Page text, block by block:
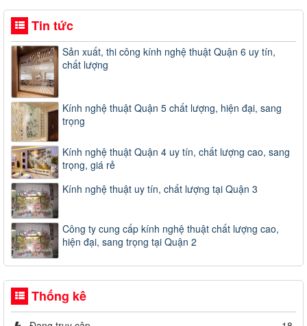
Tin tức
Sản xuất, thi công kính nghệ thuật Quận 6 uy tín,
chất lượng
Kính nghệ thuật Quận 5 chất lượng, hiện đại, sang
trọng
Kính nghệ thuật Quận 4 uy tín, chất lượng cao, sang
trọng, giá rẻ
Kính nghệ thuật uy tín, chất lượng tại Quận 3
Công ty cung cấp kính nghệ thuật chất lượng cao,
hiện đại, sang trọng tại Quận 2
Thống kê